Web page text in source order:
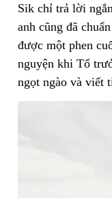
Sik chỉ trả lời
anh cũng đã
được một phen
nguyện khi Tổ
ngọt ngào và viết